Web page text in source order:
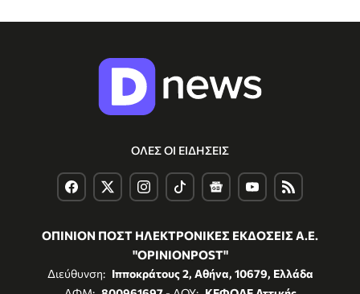
ΟΛΕΣ ΟΙ ΕΙΔΗΣΕΙΣ
ΟΠΙΝΙΟΝ ΠΟΣΤ ΗΛΕΚΤΡΟΝΙΚΕΣ ΕΚΔΟΣΕΙΣ Α.Ε.
"OPINIONPOST"
Διεύθυνση: Ιπποκράτους 2, Αθήνα, 10679, Ελλάδα